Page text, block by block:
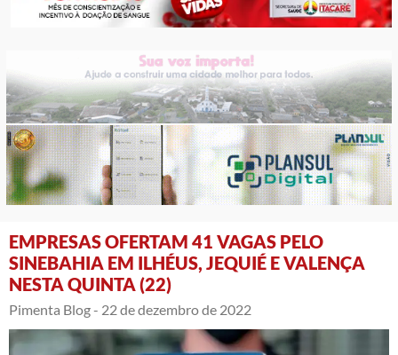
EMPRESAS OFERTAM 41 VAGAS PELO
SINEBAHIA EM ILHÉUS, JEQUIÉ E VALENÇA
NESTA QUINTA (22)
Pimenta Blog - 22 de dezembro de 2022